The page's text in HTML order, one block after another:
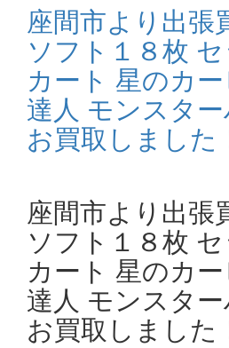
座間市より出張
ソフト１８枚
カート 星のカ
達人 モンスタ
お買取しました
座間市より出張
ソフト１８枚
カート 星のカ
達人 モンスタ
お買取しました